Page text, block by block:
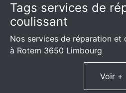
Tags services de
coulissant
Nos services de réparation et
à Rotem 3650 Limbourg
Voir +